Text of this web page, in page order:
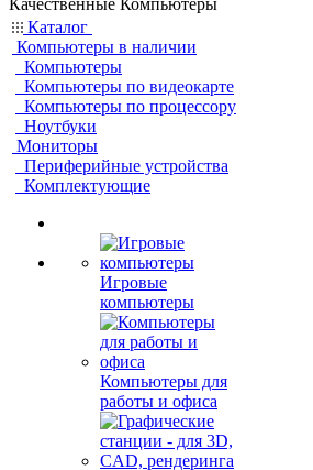
Качественные Компьютеры
Каталог
Компьютеры в наличии
Компьютеры
Компьютеры по видеокарте
Компьютеры по процессору
Ноутбуки
Мониторы
Периферийные устройства
Комплектующие
Игровые
компьютеры
Компьютеры для
работы и офиса